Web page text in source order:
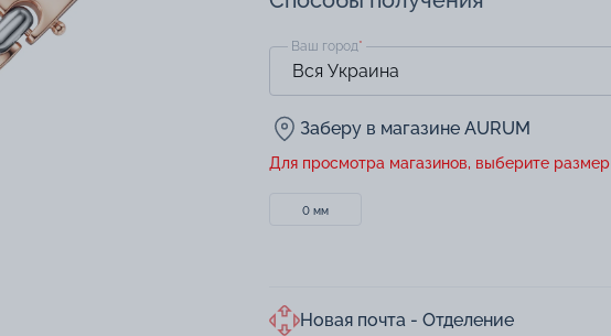
Ваш город*
Заберу в магазине AURUM
Для просмотра магазинов, выберите размер
0 мм
Новая почта - Отделение